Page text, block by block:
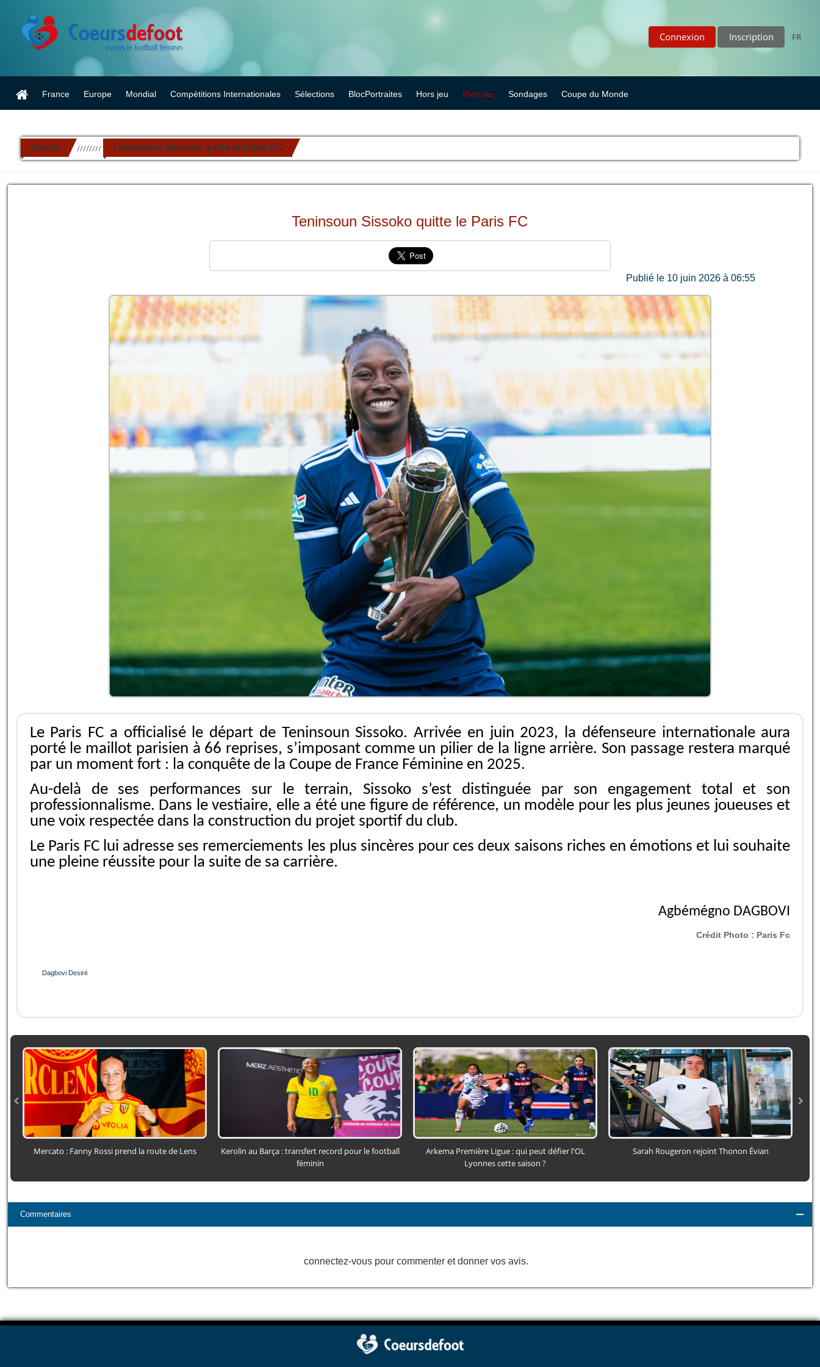
Connexion Inscription FR
France Europe Mondial Compétitions Internationales Sélections BlocPortraites Hors jeu Mercato Sondages Coupe du Monde
Article ////////// Teninsoun Sissoko quitte le Paris FC
Teninsoun Sissoko quitte le Paris FC
Publié le 10 juin 2026 à 06:55
Le Paris FC a officialisé le départ de Teninsoun Sissoko. Arrivée en juin 2023, la défenseure internationale aura
porté le maillot parisien à 66 reprises, s’imposant comme un pilier de la ligne arrière. Son passage restera marqué
par un moment fort : la conquête de la Coupe de France Féminine en 2025.
Au-delà de ses performances sur le terrain, Sissoko s’est distinguée par son engagement total et son
professionnalisme. Dans le vestiaire, elle a été une figure de référence, un modèle pour les plus jeunes joueuses et
une voix respectée dans la construction du projet sportif du club.
Le Paris FC lui adresse ses remerciements les plus sincères pour ces deux saisons riches en émotions et lui souhaite
une pleine réussite pour la suite de sa carrière.
Agbémégno DAGBOVI
Crédit Photo : Paris Fc
Dagbovi Desiré
Mercato : Fanny Rossi prend la route de Lens
Kerolin au Barça : transfert record pour le football
féminin
Arkema Première Ligue : qui peut défier l'OL
Lyonnes cette saison ?
Sarah Rougeron rejoint Thonon Évian
Commentaires
connectez-vous pour commenter et donner vos avis.